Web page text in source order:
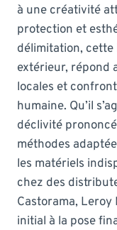
à une créativité
protection et
délimitation,
extérieur, répond
locales et
humaine. Qu’il
déclivité
méthodes
les matériels
chez des
Castorama,
initial à la pose